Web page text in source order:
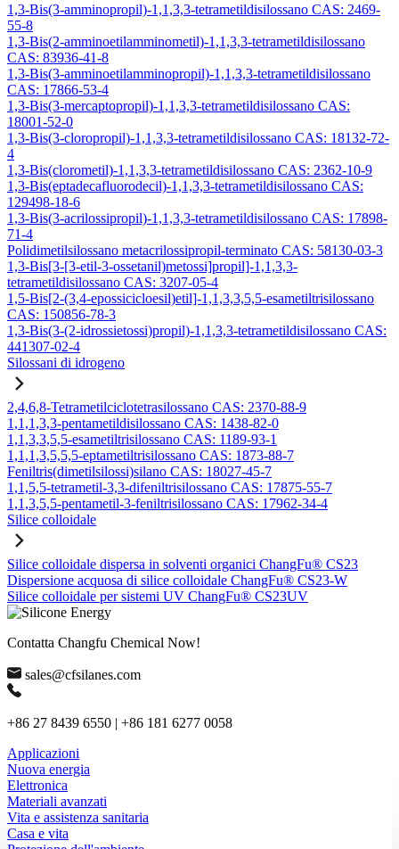
1,3-Bis(3-amminopropil)-1,1,3,3-tetrametildisilossano CAS: 2469-
55-8
1,3-Bis(2-amminoetilamminometil)-1,1,3,3-tetrametildisilossano
CAS: 83936-41-8
1,3-Bis(3-amminoetilamminopropil)-1,1,3,3-tetrametildisilossano
CAS: 17866-53-4
1,3-Bis(3-mercaptopropil)-1,1,3,3-tetrametildisilossano CAS:
18001-52-0
1,3-Bis(3-cloropropil)-1,1,3,3-tetrametildisilossano CAS: 18132-72-
4
1,3-Bis(clorometil)-1,1,3,3-tetrametildisilossano CAS: 2362-10-9
1,3-Bis(eptadecafluorodecil)-1,1,3,3-tetrametildisilossano CAS:
129498-18-6
1,3-Bis(3-acrilossipropil)-1,1,3,3-tetrametildisilossano CAS: 17898-
71-4
Polidimetilsilossano metacrilossipropil-terminato CAS: 58130-03-3
1,3-Bis[3-[3-etil-3-ossetanil)metossi]propil]-1,1,3,3-
tetrametildisilossano CAS: 3207-05-4
1,5-Bis[2-(3,4-epossicicloesil)etil]-1,1,3,3,5,5-esametiltrisilossano
CAS: 150856-78-3
1,3-Bis(3-(2-idrossietossi)propil)-1,1,3,3-tetrametildisilossano CAS:
441307-02-4
Silossani di idrogeno
2,4,6,8-Tetrametilciclotetrasilossano CAS: 2370-88-9
1,1,1,3,3-pentametildisilossano CAS: 1438-82-0
1,1,3,3,5,5-esametiltrisilossano CAS: 1189-93-1
1,1,1,3,5,5,5-eptametiltrisilossano CAS: 1873-88-7
Feniltris(dimetilsilossi)silano CAS: 18027-45-7
1,1,5,5-tetrametil-3,3-difeniltrisilossano CAS: 17875-55-7
1,1,3,5,5-pentametil-3-feniltrisilossano CAS: 17962-34-4
Silice colloidale
Silice colloidale dispersa in solventi organici ChangFu® CS23
Dispersione acquosa di silice colloidale ChangFu® CS23-W
Silice colloidale per sistemi UV ChangFu® CS23UV
Contatta Changfu Chemical Now!
sales@cfsilanes.com
+86 27 8439 6550 | +86 181 6277 0058
Applicazioni
Nuova energia
Elettronica
Materiali avanzati
Vita e assistenza sanitaria
Casa e vita